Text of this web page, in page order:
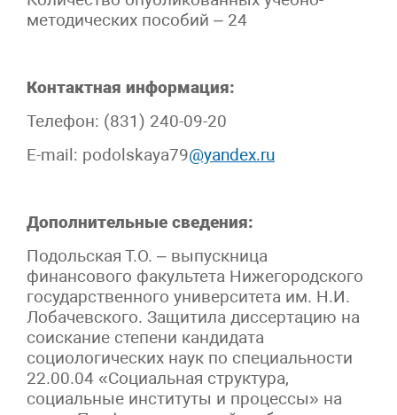
методических пособий – 24
Контактная информация:
Телефон: (831) 240-09-20
E-mail: podolskaya79@yandex.ru
Дополнительные сведения:
Подольская Т.О. – выпускница
финансового факультета Нижегородского
государственного университета им. Н.И.
Лобачевского. Защитила диссертацию на
соискание степени кандидата
социологических наук по специальности
22.00.04 «Социальная структура,
социальные институты и процессы» на